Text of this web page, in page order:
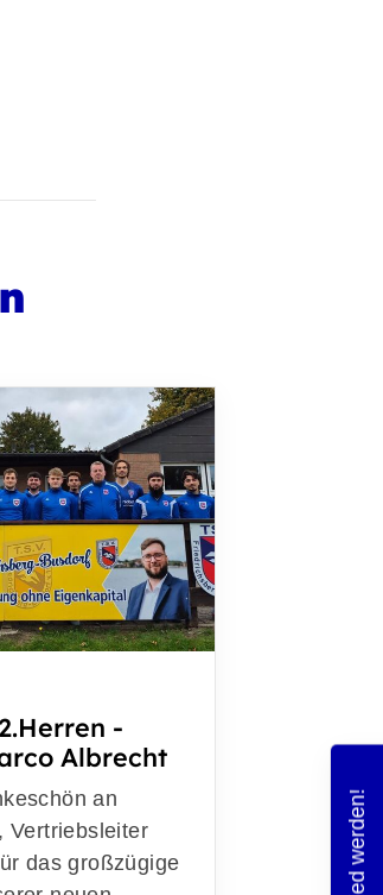
-
Albrecht
an
Vertriebsleiter
das großzügige